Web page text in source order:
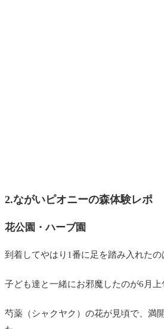
2.ながいピオニーの森体験レポ
花公園・ハーブ園
到着してやはり1番に足を踏み入れたの
子ども達と一緒にお邪魔したのが6月上
芍薬（シャクヤク）の花が見頃で、満